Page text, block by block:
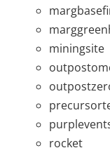
miningsite
rocket